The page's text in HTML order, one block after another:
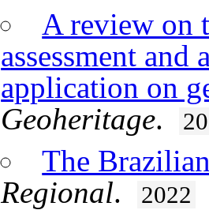
A review on
assessment
application on
Geoheritage.
The
Regional. 2022